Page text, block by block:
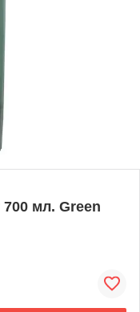
700 мл. Green